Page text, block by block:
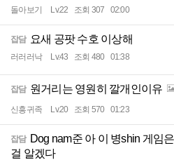
돌아보기 Lv.22 조회 307 02:00
잡담 요새 공팟 수호 이상해
러러러낙 Lv.43 조회 480 01:38
잡담 원거리는 영원히 깔개인이유
신흥귀족 Lv.20 조회 570 01:23
잡담 Dog nam준 아 이 병shin 게임
걸 알겠다